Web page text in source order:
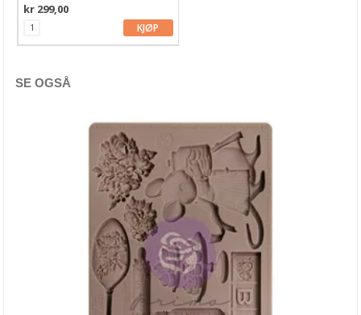
kr 299,00
KJØP
SE OGSÅ